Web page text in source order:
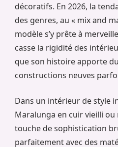
décoratifs. En 2026, la
des genres, au « mix and
modèle s’y prête à
casse la rigidité des
que son histoire apporte
constructions neuves
Dans un intérieur de style
Maralunga en cuir vieilli
touche de sophistication
parfaitement avec des